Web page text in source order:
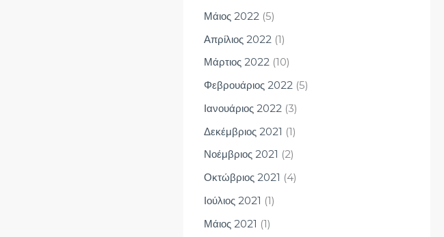
Μάιος 2022 (5)
Απρίλιος 2022 (1)
Μάρτιος 2022(10)
Φεβρουάριος 2022(5)
Ιανουάριος 2022 (3)
Δεκέμβριος 2021 (1)
Νοέμβριος 2021 (2)
Οκτώβριος 2021 (4)
Ιούλιος 2021 (1)
Μάιος 2021 (1)